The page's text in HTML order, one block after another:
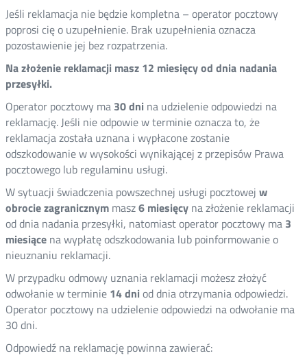
Jeśli reklamacja nie będzie kompletna – operator pocztowy
poprosi cię o uzupełnienie. Brak uzupełnienia oznacza
pozostawienie jej bez rozpatrzenia.
Na złożenie reklamacji masz 12 miesięcy od dnia nadania
przesyłki.
Operator pocztowy ma 30 dni na udzielenie odpowiedzi na
reklamację. Jeśli nie odpowie w terminie oznacza to, że
reklamacja została uznana i wypłacone zostanie
odszkodowanie w wysokości wynikającej z przepisów Prawa
pocztowego lub regulaminu usługi.
W sytuacji świadczenia powszechnej usługi pocztowej w
obrocie zagranicznymmasz6 miesięcyna złożenie reklamacji
od dnia nadania przesyłki, natomiast operator pocztowy ma 3
miesiącena wypłatę odszkodowania lub poinformowanie o
nieuznaniu reklamacji.
W przypadku odmowy uznania reklamacji możesz złożyć
odwołanie w terminie 14 dni od dnia otrzymania odpowiedzi.
Operator pocztowy na udzielenie odpowiedzi na odwołanie ma
30 dni.
Odpowiedź na reklamację powinna zawierać: